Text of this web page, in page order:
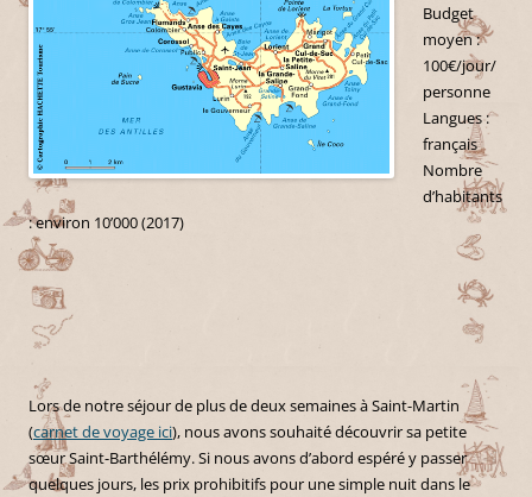
Budget
moyen :
100€/jour/
personne
Langues :
français
Nombre
d’habitants
: environ 10’000 (2017)
Lors de notre séjour de plus de deux semaines à Saint-Martin
(carnet de voyage ici), nous avons souhaité découvrir sa petite
sœur Saint-Barthélémy. Si nous avons d’abord espéré y passer
quelques jours, les prix prohibitifs pour une simple nuit dans le